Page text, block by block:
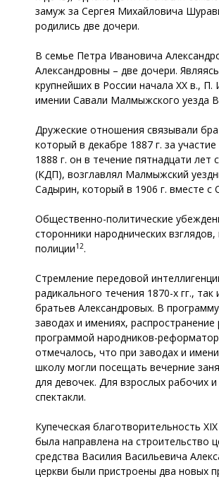
замуж за Сергея Михайловича
родились две дочери.
В семье Петра Ивановича
Александровны – две дочери.
крупнейших в России начала XX в.,
имении Савали Малмыжского уезда
Дружеские отношения связывали
который в декабре 1887 г. за
1888 г. он в течение пятнадцати
(КДП), возглавлял Малмыжский
Садырин, который в 1906 г. вместе
Общественно-политические
сторонники народнических
полиции12.
Стремление передовой
радикального течения 1870-х гг.,
братьев Александровых. В программу
заводах и имениях,
программой народников-
отмечалось, что при заводах и
школу могли посещать вечерние
для девочек. Для взрослых рабочих
спектакли.
Купеческая благотворительность
была направлена на строительство
средства Василия Васильевича
церкви были пристроены два новых